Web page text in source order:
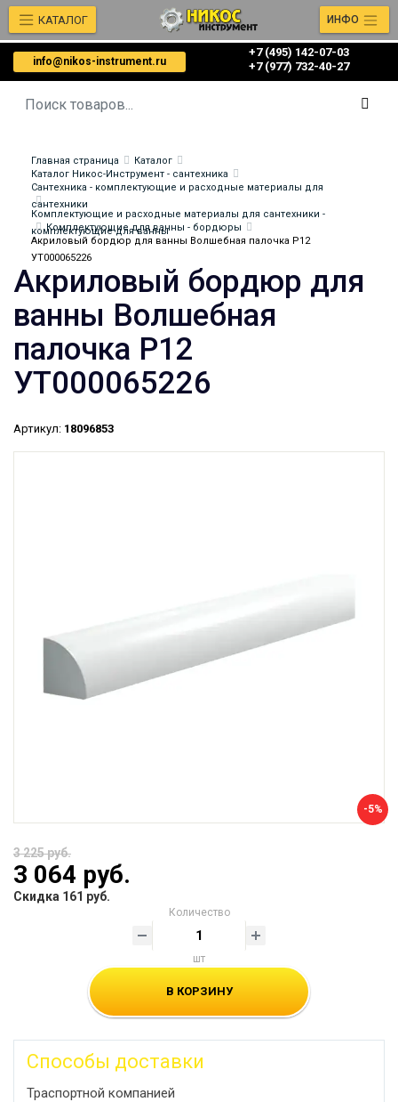
info@nikos-instrument.ru
+7 (495) 142-07-03
‎‎+7 (977) 732-40-27
КАТАЛОГ ИНФО
Главная страница
Каталог
Каталог Никос-Инструмент - сантехника
Сантехника - комплектующие и расходные материалы для
сантехники
Комплектующие и расходные материалы для сантехники -
комплектующие для ванны
Комплектующие для ванны - бордюры
Акриловый бордюр для ванны Волшебная палочка P12
УТ000065226
Акриловый бордюр для
ванны Волшебная
палочка P12
УТ000065226
Артикул: 18096853
-5%
3 225 руб.
3 064 руб.
Скидка 161 руб.
Количество
шт
В КОРЗИНУ
Способы доставки
Траспортной компанией